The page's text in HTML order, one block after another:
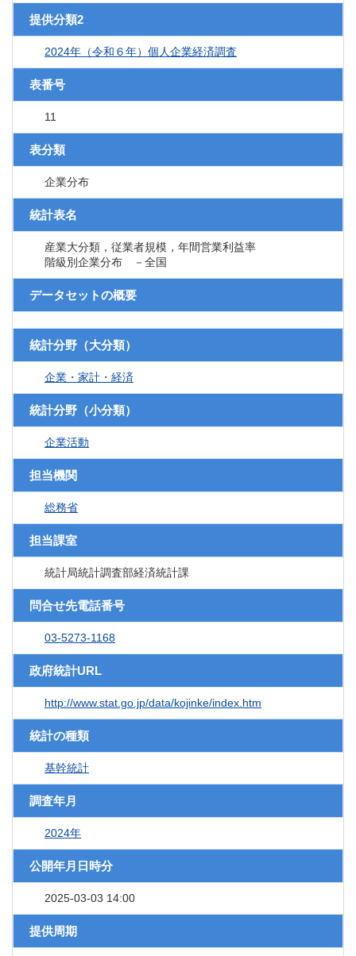
提供分類2
2024年（令和６年）個人企業経済調査
表番号
11
表分類
企業分布
統計表名
産業大分類，従業者規模，年間営業利益率
階級別企業分布 －全国
データセットの概要
統計分野（大分類）
企業・家計・経済
統計分野（小分類）
企業活動
担当機関
総務省
担当課室
統計局統計調査部経済統計課
問合せ先電話番号
03-5273-1168
政府統計URL
http://www.stat.go.jp/data/kojinke/index.htm
統計の種類
基幹統計
調査年月
2024年
公開年月日時分
2025-03-03 14:00
提供周期